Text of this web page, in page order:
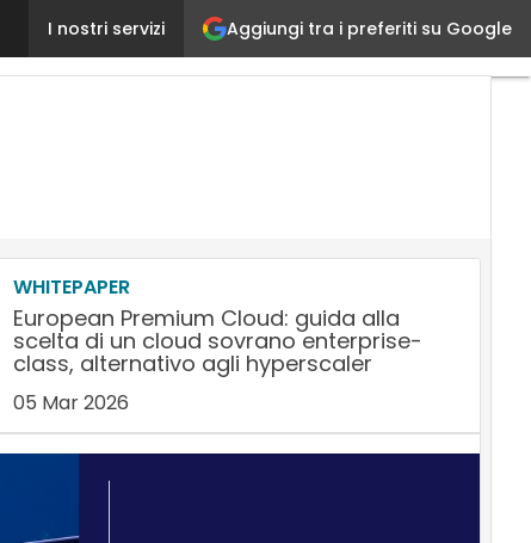
Aggiungi tra i preferiti su Google
I nostri servizi
Studio Biondani Benetti: «Semplicità d’uso,
WHITEPAPER
European Premium Cloud: guida alla
scelta di un cloud sovrano enterprise-
class, alternativo agli hyperscaler
05 Mar 2026